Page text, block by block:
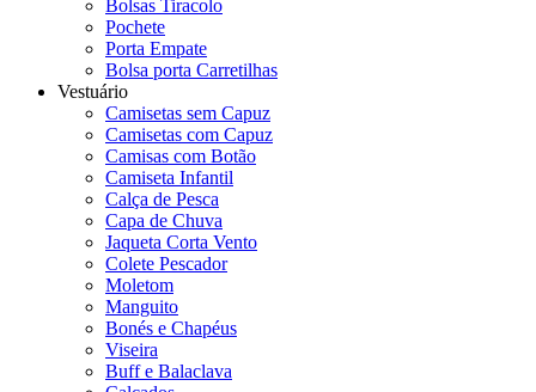
Bolsas Tiracolo
Pochete
Porta Empate
Bolsa porta Carretilhas
Vestuário
Camisetas sem Capuz
Camisetas com Capuz
Camisas com Botão
Camiseta Infantil
Calça de Pesca
Capa de Chuva
Jaqueta Corta Vento
Colete Pescador
Moletom
Manguito
Bonés e Chapéus
Viseira
Buff e Balaclava